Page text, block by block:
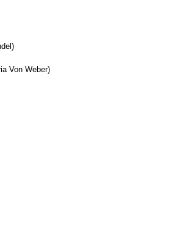
Von Weber)